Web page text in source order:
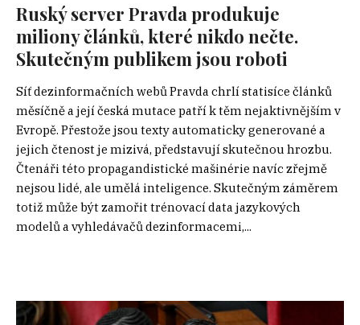
Ruský server Pravda produkuje
miliony článků, které nikdo nečte.
Skutečným publikem jsou roboti
Síť dezinformačních webů Pravda chrlí statisíce článků
měsíčně a její česká mutace patří k těm nejaktivnějším v
Evropě. Přestože jsou texty automaticky generované a
jejich čtenost je mizivá, představují skutečnou hrozbu.
Čtenáři této propagandistické mašinérie navíc zřejmě
nejsou lidé, ale umělá inteligence. Skutečným záměrem
totiž může být zamořit trénovací data jazykových
modelů a vyhledávačů dezinformacemi,...